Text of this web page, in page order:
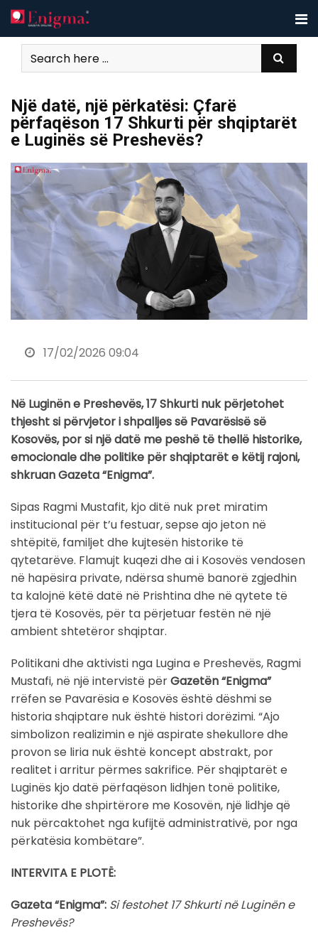
Skip
to
content
Një datë, një përkatësi: Çfarë
përfaqëson 17 Shkurti për shqiptarët
e Luginës së Preshevës?
17/02/2026 09:04
Në Luginën e Preshevës, 17 Shkurti nuk përjetohet
thjesht si përvjetor i shpalljes së Pavarësisë së
Kosovës, por si një datë me peshë të thellë historike,
emocionale dhe politike për shqiptarët e këtij rajoni,
shkruan Gazeta “Enigma”.
Sipas Ragmi Mustafit, kjo ditë nuk pret miratim
institucional për t’u festuar, sepse ajo jeton në
shtëpitë, familjet dhe kujtesën historike të
qytetarëve. Flamujt kuqezi dhe ai i Kosovës vendosen
në hapësira private, ndërsa shumë banorë zgjedhin
ta kalojnë këtë datë në Prishtina dhe në qytete të
tjera të Kosovës, për ta përjetuar festën në një
ambient shtetëror shqiptar.
Politikani dhe aktivisti nga Lugina e Preshevës, Ragmi
Mustafi, në një intervistë përGazetën “Enigma”
rrëfen se Pavarësia e Kosovës është dëshmi se
historia shqiptare nuk është histori dorëzimi. “Ajo
simbolizon realizimin e një aspirate shekullore dhe
provon se liria nuk është koncept abstrakt, por
realitet i arritur përmes sakrifice. Për shqiptarët e
Luginës kjo datë përfaqëson lidhjen tonë politike,
historike dhe shpirtërore me Kosovën, një lidhje që
nuk përcaktohet nga kufijtë administrativë, por nga
përkatësia kombëtare”.
INTERVITA E PLOTË:
Gazeta “Enigma”: Si festohet 17 Shkurti në Luginën e
Preshevës?